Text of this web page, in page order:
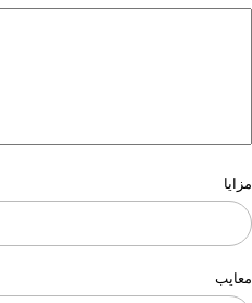
مزایا
معایب